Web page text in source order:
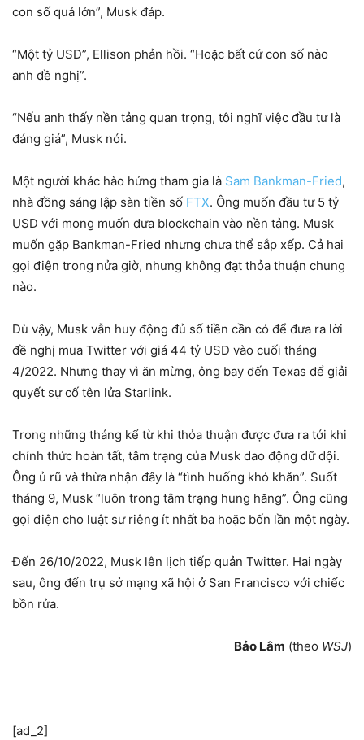
con số quá lớn”, Musk đáp.
“Một tỷ USD”, Ellison phản hồi. “Hoặc bất cứ con số nào
anh đề nghị”.
“Nếu anh thấy nền tảng quan trọng, tôi nghĩ việc đầu tư là
đáng giá”, Musk nói.
Một người khác hào hứng tham gia là Sam Bankman-Fried,
nhà đồng sáng lập sàn tiền số FTX. Ông muốn đầu tư 5 tỷ
USD với mong muốn đưa blockchain vào nền tảng. Musk
muốn gặp Bankman-Fried nhưng chưa thể sắp xếp. Cả hai
gọi điện trong nửa giờ, nhưng không đạt thỏa thuận chung
nào.
Dù vậy, Musk vẫn huy động đủ số tiền cần có để đưa ra lời
đề nghị mua Twitter với giá 44 tỷ USD vào cuối tháng
4/2022. Nhưng thay vì ăn mừng, ông bay đến Texas để giải
quyết sự cố tên lửa Starlink.
Trong những tháng kể từ khi thỏa thuận được đưa ra tới khi
chính thức hoàn tất, tâm trạng của Musk dao động dữ dội.
Ông ủ rũ và thừa nhận đây là “tình huống khó khăn”. Suốt
tháng 9, Musk “luôn trong tâm trạng hung hăng”. Ông cũng
gọi điện cho luật sư riêng ít nhất ba hoặc bốn lần một ngày.
Đến 26/10/2022, Musk lên lịch tiếp quản Twitter. Hai ngày
sau, ông đến trụ sở mạng xã hội ở San Francisco với chiếc
bồn rửa.
Bảo Lâm (theo WSJ)
[ad_2]